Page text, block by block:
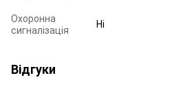
Охоронна
сигналізація
Ні
Відгуки